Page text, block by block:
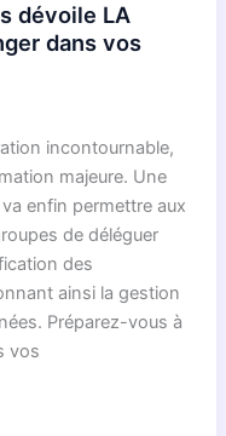
dévoile LA
dans vos
incontournable,
majeure. Une
enfin permettre aux
de déléguer
des
ainsi la gestion
Préparez-vous à
vos